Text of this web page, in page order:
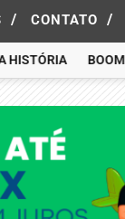
/ CONTATO /
BOOMERANG